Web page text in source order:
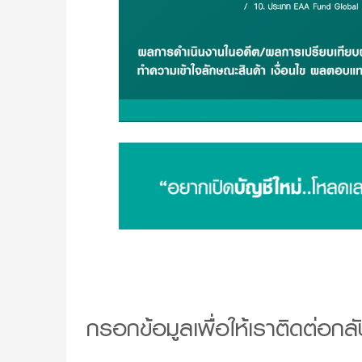
กรอกข้อมูลเพื่อให้เราติดต่อก